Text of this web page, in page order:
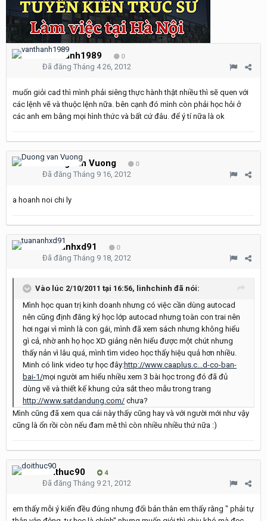
vanthanh1989 0
Đã đăng Tháng 4 26, 2012
muốn giỏi cad thì mình phải siêng thực hành thật nhiều thì sẽ quen với
các lệnh vẽ và thuộc lệnh nữa. bên cạnh đó mình còn phải học hỏi ở
các anh em bằng mọi hình thức và bất cứ đâu. để ý tí nữa là ok
Duong van Vuong 0
Đã đăng Tháng 9 16, 2012
a hoanh noi chi ly
tuananhxd91 0
Đã đăng Tháng 9 18, 2012
Vào lúc 2/10/2011 tại 16:56, linhchinh đã nói:
Mình học quan trị kinh doanh nhưng có việc cần dùng autocad
nên cũng định đăng ký học lớp autocad nhưng toàn con trai nên
hơi ngại vì mình là con gái, mình đã xem sách nhưng không hiểu
gì cả, nhờ anh họ học XD giảng nên hiểu được một chút nhưng
thấy nản vì lâu quá, mình tìm video học thấy hiệu quả hơn nhiều.
Minh có link video tự học đây:http://www.caaplus.c...d-co-ban-
bai-1/mọi người am hiểu nhiều xem 3 bài học trong đó đã đủ
dùng vẽ và thiết kế khung cửa sắt theo mẫu trong trang
http://www.satdandung.com/ chưa?
Mình cũng đã xem qua cái này thấy cũng hay và với người mới như vậy
cũng là ổn rồi còn nếu đam mê thì còn nhiều nhiều thứ nữa :)
doithuc90 4
Đã đăng Tháng 9 21, 2012
em thấy mỗi ý kiến đều đúng nhưng đối bản thân em thấy rằng " phải tự